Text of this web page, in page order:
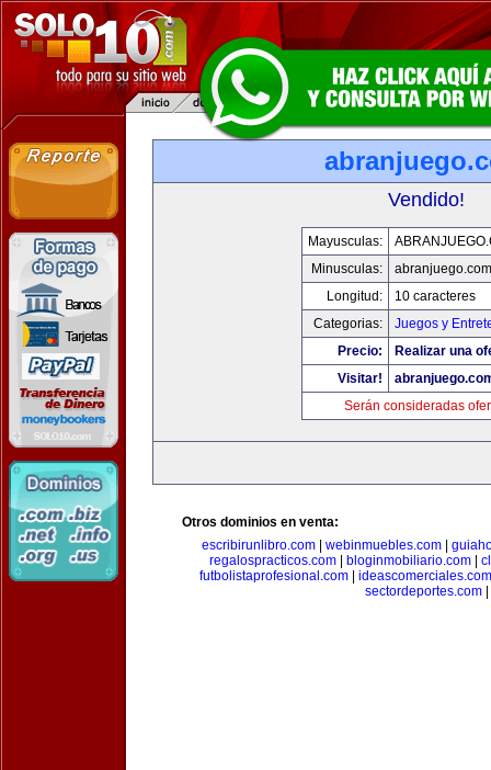
Vendido!
Mayusculas:
Minusculas:
abranjuego.com
Longitud:
10 caracteres
Categorias:
Juegos y
Precio:
Realizar una
Visitar!
Serán consideradas
Otros dominios en venta:
escribirunlibro.com| webinmuebles.com|
regalospracticos.com| bloginmobiliario.com|
futbolistaprofesional.com
ideascomerciales.com
sectordeportes.com|